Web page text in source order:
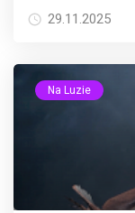
29.11.2025
Na Luzie